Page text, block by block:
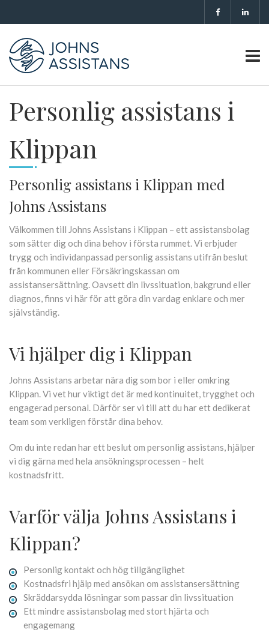
Personlig assistans i
Klippan
Personlig assistans i Klippan med
Johns Assistans
Välkommen till Johns Assistans i Klippan – ett assistansbolag
som sätter dig och dina behov i första rummet. Vi erbjuder
trygg och individanpassad personlig assistans utifrån beslut
från kommunen eller Försäkringskassan om
assistansersättning. Oavsett din livssituation, bakgrund eller
diagnos, finns vi här för att göra din vardag enklare och mer
självständig.
Vi hjälper dig i Klippan
Johns Assistans arbetar nära dig som bor i eller omkring
Klippan. Vi vet hur viktigt det är med kontinuitet, trygghet och
engagerad personal. Därför ser vi till att du har ett dedikerat
team som verkligen förstår dina behov.
Om du inte redan har ett beslut om personlig assistans, hjälper
vi dig gärna med hela ansökningsprocessen – helt
kostnadsfritt.
Varför välja Johns Assistans i
Klippan?
Personlig kontakt och hög tillgänglighet
Kostnadsfri hjälp med ansökan om assistansersättning
Skräddarsydda lösningar som passar din livssituation
Ett mindre assistansbolag med stort hjärta och
engagemang